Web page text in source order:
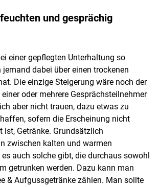
und gesprächig
einer gepflegten Unterhaltung so
dabei über einen trockenen
Die einzige Steigerung wäre noch der
oder mehrere Gesprächsteilnehmer
aber nicht trauen, dazu etwas zu
sofern die Erscheinung nicht
ist, Getränke. Grundsätzlich
zwischen kalten und warmen
es auch solche gibt, die durchaus sowohl
getrunken werden. Dazu kann man
& Aufgussgetränke zählen. Man sollte